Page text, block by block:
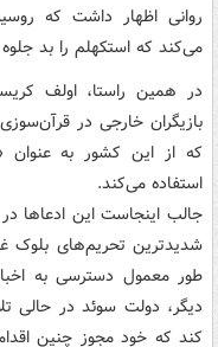
روانی اظهار داشت که
می‌کند که استکهلم را بد
در همین راستا، اولف
بازیگران خارجی در
که از این کشور به عنوان
استفاده می‌کند.
جالب اینجاست این ادعاها
شدیدترین تحریم‌های بلوک
طور معمول دسترسی به
دیگر، دولت سوئد در حالی
کند که خود مجوز چنین